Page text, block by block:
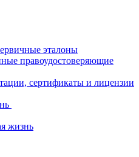
эталоны
правоудостоверяющие
сертификаты и лицензии
жизнь